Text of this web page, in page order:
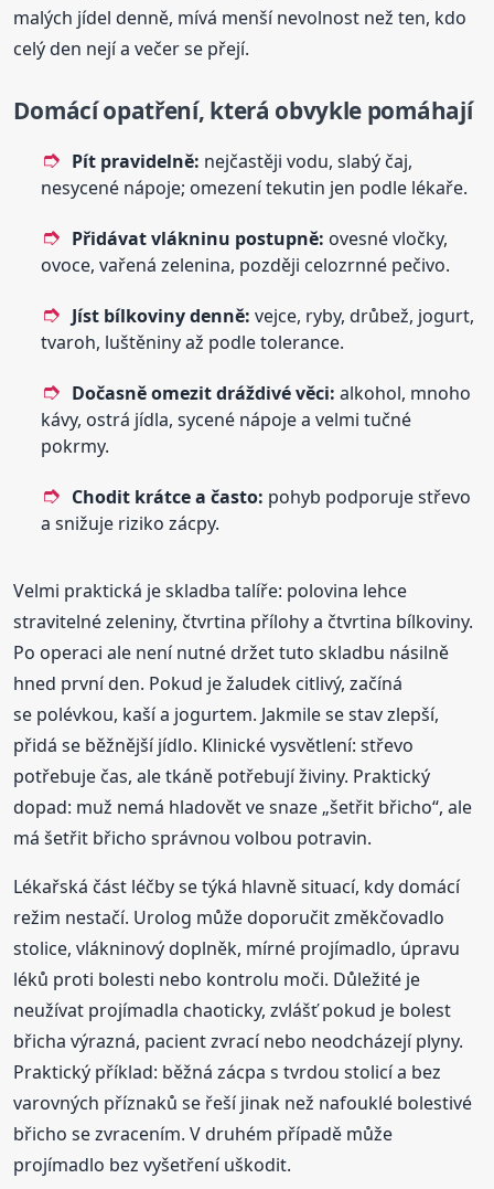
malých jídel denně, mívá menší nevolnost než ten, kdo
celý den nejí a večer se přejí.
Domácí opatření, která obvykle pomáhají
Pít pravidelně: nejčastěji vodu, slabý čaj,
nesycené nápoje; omezení tekutin jen podle lékaře.
Přidávat vlákninu postupně: ovesné vločky,
ovoce, vařená zelenina, později celozrnné pečivo.
Jíst bílkoviny denně: vejce, ryby, drůbež, jogurt,
tvaroh, luštěniny až podle tolerance.
Dočasně omezit dráždivé věci: alkohol, mnoho
kávy, ostrá jídla, sycené nápoje a velmi tučné
pokrmy.
Chodit krátce a často: pohyb podporuje střevo
a snižuje riziko zácpy.
Velmi praktická je skladba talíře: polovina lehce
stravitelné zeleniny, čtvrtina přílohy a čtvrtina bílkoviny.
Po operaci ale není nutné držet tuto skladbu násilně
hned první den. Pokud je žaludek citlivý, začíná
se polévkou, kaší a jogurtem. Jakmile se stav zlepší,
přidá se běžnější jídlo. Klinické vysvětlení: střevo
potřebuje čas, ale tkáně potřebují živiny. Praktický
dopad: muž nemá hladovět ve snaze „šetřit břicho“, ale
má šetřit břicho správnou volbou potravin.
Lékařská část léčby se týká hlavně situací, kdy domácí
režim nestačí. Urolog může doporučit změkčovadlo
stolice, vlákninový doplněk, mírné projímadlo, úpravu
léků proti bolesti nebo kontrolu moči. Důležité je
neužívat projímadla chaoticky, zvlášť pokud je bolest
břicha výrazná, pacient zvrací nebo neodcházejí plyny.
Praktický příklad: běžná zácpa s tvrdou stolicí a bez
varovných příznaků se řeší jinak než nafouklé bolestivé
břicho se zvracením. V druhém případě může
projímadlo bez vyšetření uškodit.